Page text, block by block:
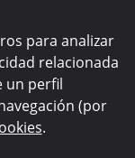
para analizar
relacionada
un perfil
(por
.